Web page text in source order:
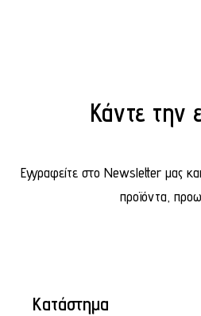
Κάντε την
Εγγραφείτε στο Newsletter μας
προϊόντα,
Κατάστημα